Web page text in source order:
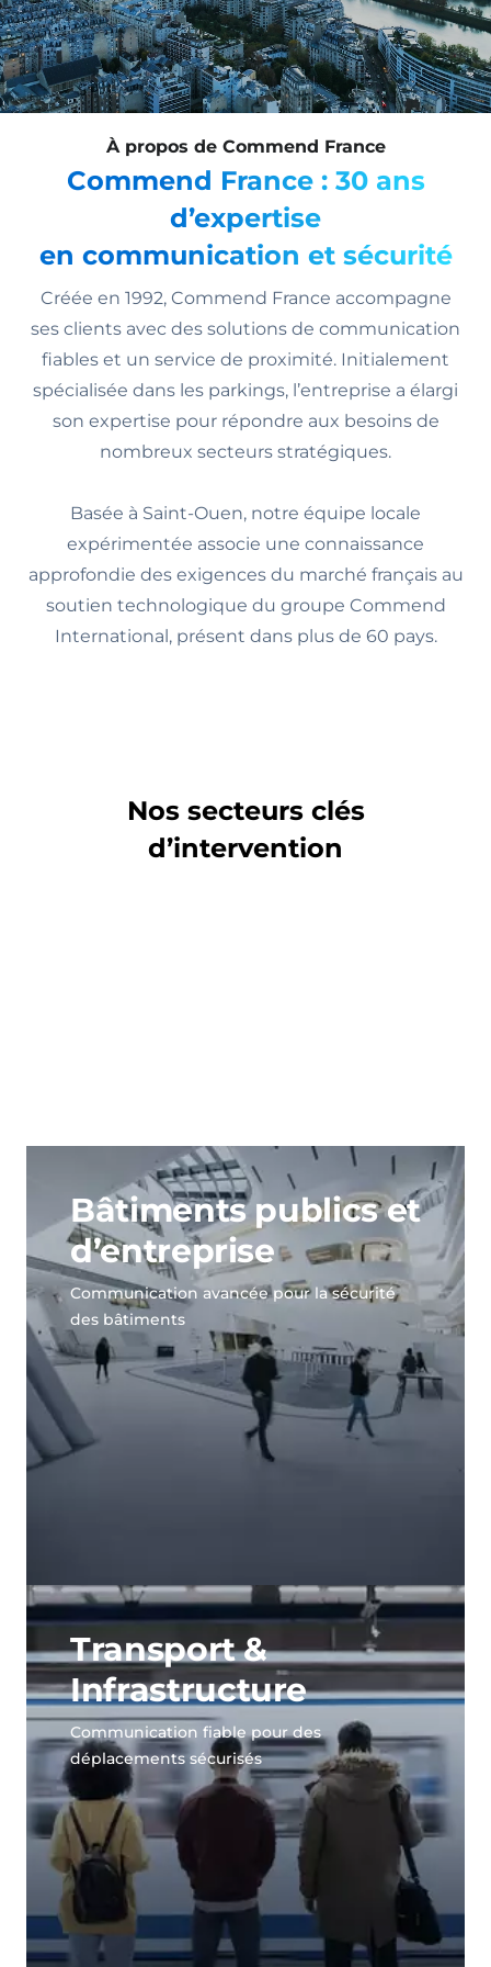
À propos de Commend France
Commend France : 30 ans
d’expertise
en communication et sécurité
Créée en 1992, Commend France accompagne
ses clients avec des solutions de communication
fiables et un service de proximité. Initialement
spécialisée dans les parkings, l’entreprise a élargi
son expertise pour répondre aux besoins de
nombreux secteurs stratégiques.
Basée à Saint-Ouen, notre équipe locale
expérimentée associe une connaissance
approfondie des exigences du marché français au
soutien technologique du groupe Commend
International, présent dans plus de 60 pays.
Nos secteurs clés
d’intervention
Bâtiments publics et
d’entreprise
Communication avancée pour la sécurité
des bâtiments
Transport &
Infrastructure
Communication fiable pour des
déplacements sécurisés